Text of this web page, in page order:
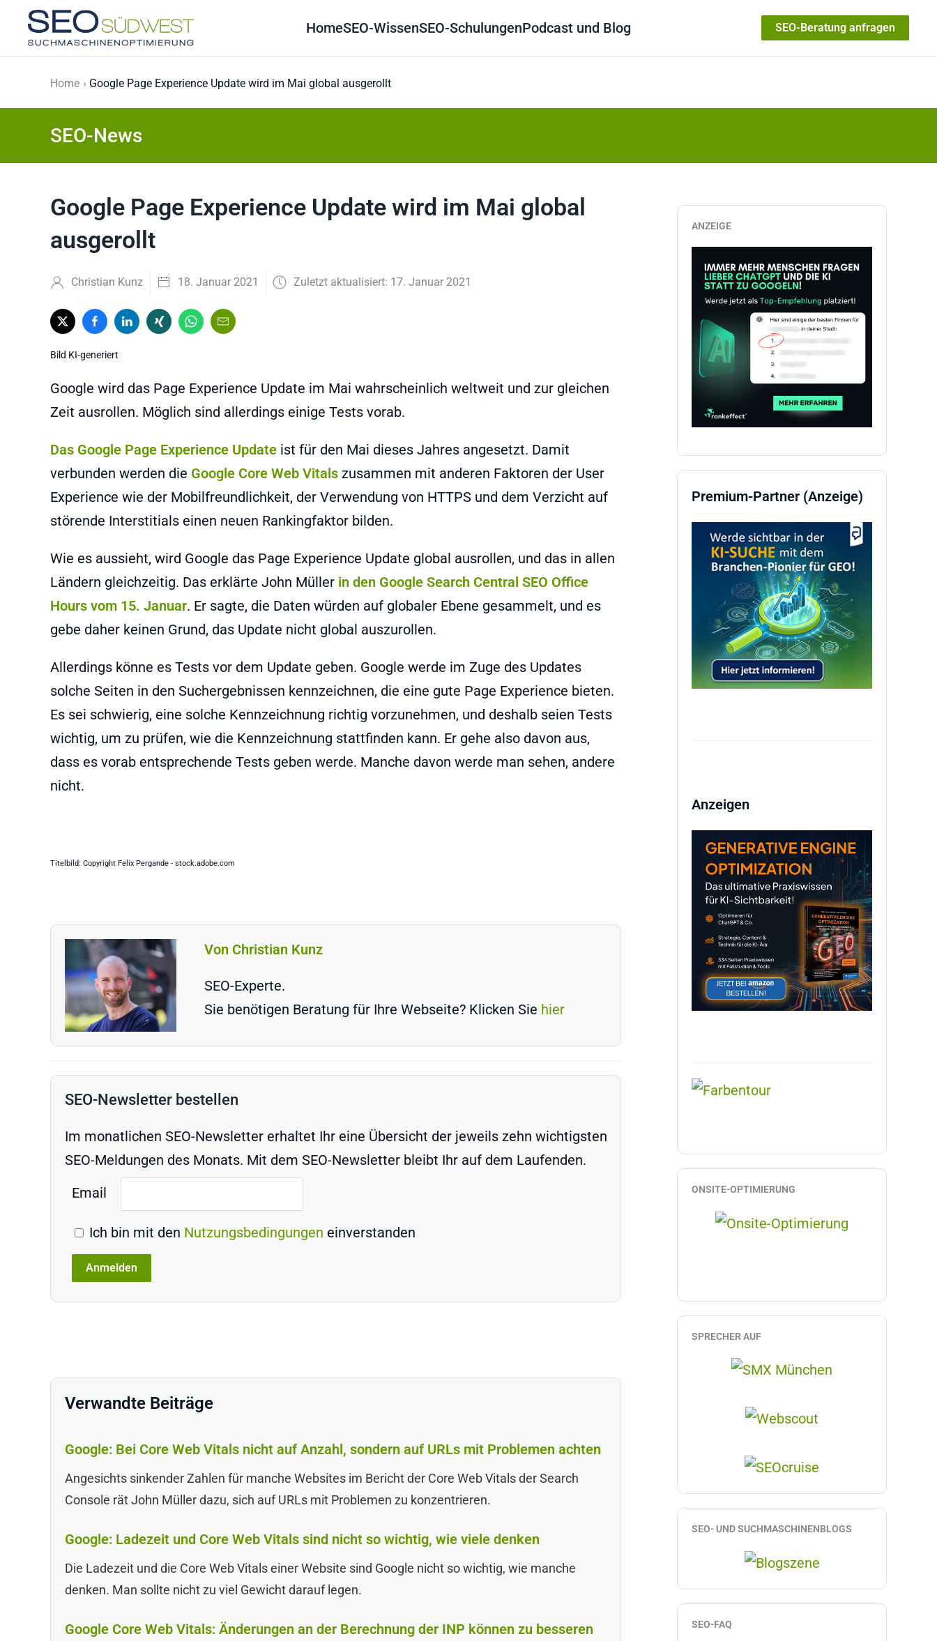
Skip to main content
HomeSEO-WissenSEO-SchulungenPodcast und Blog SEO-Beratung anfragen
Home Google Page Experience Update wird im Mai global ausgerollt
SEO-News
Google Page Experience Update wird im Mai global
ausgerollt
Christian Kunz 18. Januar 2021 Zuletzt aktualisiert: 17. Januar 2021
Bild KI-generiert
Google wird das Page Experience Update im Mai wahrscheinlich weltweit und zur gleichen
Zeit ausrollen. Möglich sind allerdings einige Tests vorab.
Das Google Page Experience Update ist für den Mai dieses Jahres angesetzt. Damit
verbunden werden die Google Core Web Vitals zusammen mit anderen Faktoren der User
Experience wie der Mobilfreundlichkeit, der Verwendung von HTTPS und dem Verzicht auf
störende Interstitials einen neuen Rankingfaktor bilden.
Wie es aussieht, wird Google das Page Experience Update global ausrollen, und das in allen
Ländern gleichzeitig. Das erklärte John Müller in den Google Search Central SEO Office
Hours vom 15. Januar. Er sagte, die Daten würden auf globaler Ebene gesammelt, und es
gebe daher keinen Grund, das Update nicht global auszurollen.
Allerdings könne es Tests vor dem Update geben. Google werde im Zuge des Updates
solche Seiten in den Suchergebnissen kennzeichnen, die eine gute Page Experience bieten.
Es sei schwierig, eine solche Kennzeichnung richtig vorzunehmen, und deshalb seien Tests
wichtig, um zu prüfen, wie die Kennzeichnung stattfinden kann. Er gehe also davon aus,
dass es vorab entsprechende Tests geben werde. Manche davon werde man sehen, andere
nicht.
Titelbild: Copyright Felix Pergande - stock.adobe.com
Von Christian Kunz
SEO-Experte.
Sie benötigen Beratung für Ihre Webseite? Klicken Sie hier
SEO-Newsletter bestellen
Im monatlichen SEO-Newsletter erhaltet Ihr eine Übersicht der jeweils zehn wichtigsten
SEO-Meldungen des Monats. Mit dem SEO-Newsletter bleibt Ihr auf dem Laufenden.
Email
Ich bin mit den Nutzungsbedingungen einverstanden
Verwandte Beiträge
Google: Bei Core Web Vitals nicht auf Anzahl, sondern auf URLs mit Problemen achten
Angesichts sinkender Zahlen für manche Websites im Bericht der Core Web Vitals der Search
Console rät John Müller dazu, sich auf URLs mit Problemen zu konzentrieren.
Google: Ladezeit und Core Web Vitals sind nicht so wichtig, wie viele denken
Die Ladezeit und die Core Web Vitals einer Website sind Google nicht so wichtig, wie manche
denken. Man sollte nicht zu viel Gewicht darauf legen.
Google Core Web Vitals: Änderungen an der Berechnung der INP können zu besseren
ANZEIGE
Premium-Partner (Anzeige)
Anzeigen
ONSITE-OPTIMIERUNG
SPRECHER AUF
SEO- UND SUCHMASCHINENBLOGS
SEO-FAQ